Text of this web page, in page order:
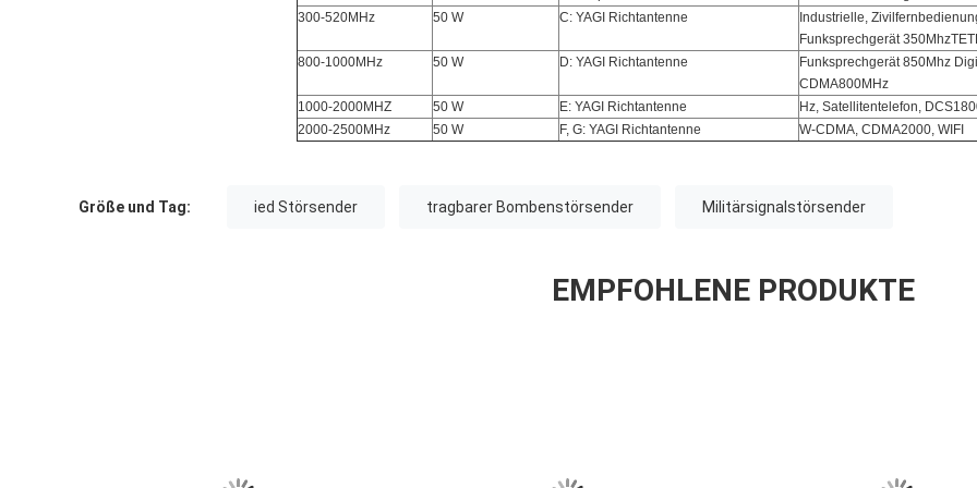
300-520MHz
50 W C: YAGI Richtantenne
Industrielle,
Funksprechgerät
800-1000MHz
50 W D: YAGI Richtantenne
Funksprechgerät 850Mhz
CDMA800MHz
1000-2000MHZ
50 W E: YAGI Richtantenne
Hz, Satellitentelefon,
2000-2500MHz
50 W F, G: YAGI Richtantenne W-CDMA, CDMA2000, WIFI
Größe und Tag: ied Störsender tragbarer Bombenstörsender Militärsignalstörsender
EMPFOHLENE PRODUKTE